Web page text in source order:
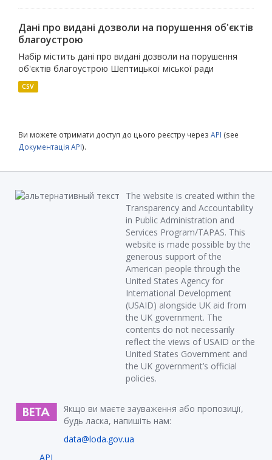
Дані про видані дозволи на порушення об'єктів
благоустрою
Набір містить дані про видані дозволи на порушення
об'єктів благоустрою Шептицької міської ради
CSV
Ви можете отримати доступ до цього реєстру через API (see
Документація API).
The website is created within the
Transparency and Accountability
in Public Administration and
Services Program/TAPAS. This
website is made possible by the
generous support of the
American people through the
United States Agency for
International Development
(USAID) alongside UK aid from
the UK government. The
contents do not necessarily
reflect the views of USAID or the
United States Government and
the UK government’s official
policies.
Якщо ви маєте зауваження або пропозиції,
будь ласка, напишіть нам:
data@loda.gov.ua
API